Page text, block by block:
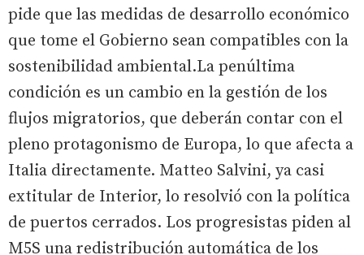
pide que las medidas de desarrollo económico
que tome el Gobierno sean compatibles con la
sostenibilidad ambiental.La penúltima
condición es un cambio en la gestión de los
flujos migratorios, que deberán contar con el
pleno protagonismo de Europa, lo que afecta a
Italia directamente. Matteo Salvini, ya casi
extitular de Interior, lo resolvió con la política
de puertos cerrados. Los progresistas piden al
M5S una redistribución automática de los